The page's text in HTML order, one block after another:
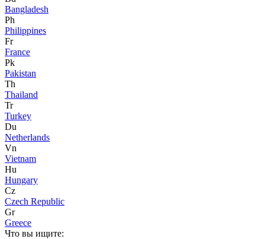
Bangladesh
Ph
Philippines
Fr
France
Pk
Pakistan
Th
Thailand
Tr
Turkey
Du
Netherlands
Vn
Vietnam
Hu
Hungary
Cz
Czech Republic
Gr
Greece
Что вы ищите: